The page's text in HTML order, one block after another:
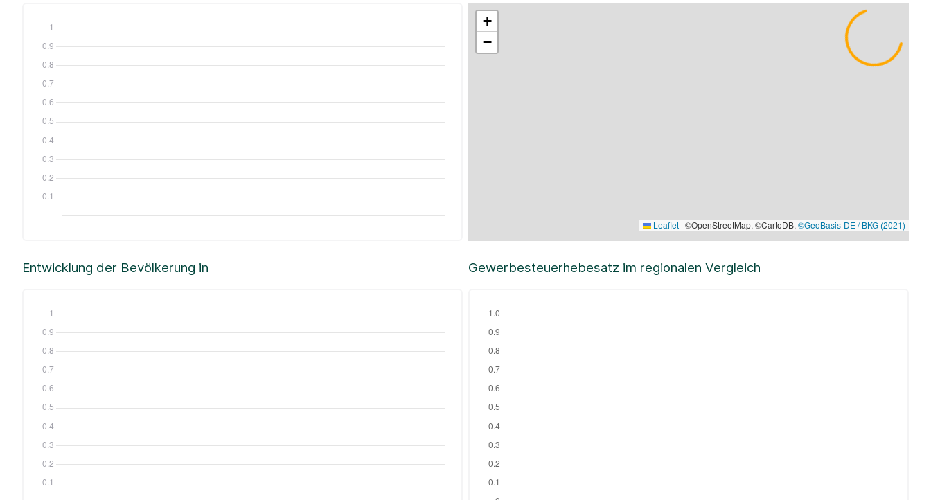
+
−
Leaflet | ©OpenStreetMap, ©CartoDB, ©GeoBasis-DE / BKG (2021)
Entwicklung der Bevölkerung in Gewerbesteuerhebesatz im regionalen Vergleich